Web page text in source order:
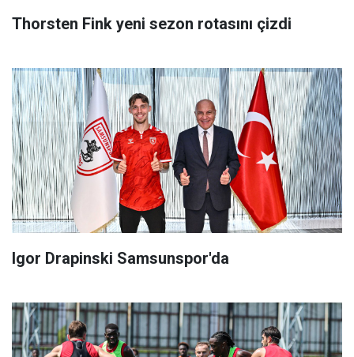
Thorsten Fink yeni sezon rotasını çizdi
Igor Drapinski Samsunspor'da